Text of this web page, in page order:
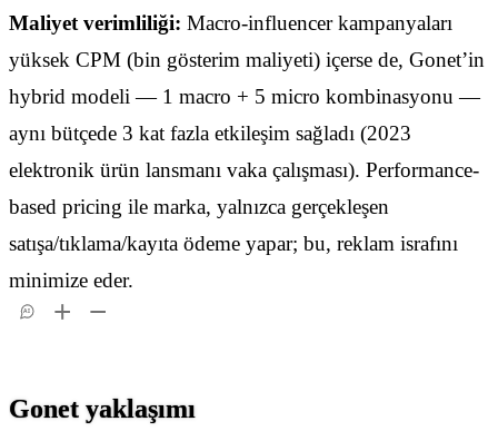
Maliyet verimliliği: Macro-influencer kampanyaları
yüksek CPM (bin gösterim maliyeti) içerse de, Gonet’in
hybrid modeli — 1 macro + 5 micro kombinasyonu —
aynı bütçede 3 kat fazla etkileşim sağladı (2023
elektronik ürün lansmanı vaka çalışması). Performance-
based pricing ile marka, yalnızca gerçekleşen
satışa/tıklama/kayıta ödeme yapar; bu, reklam israfını
minimize eder.
AI
Gonet yaklaşımı